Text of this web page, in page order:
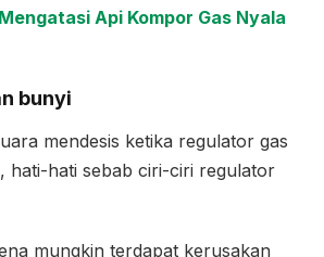
Api Kompor Gas Nyala
bunyi
mendesis ketika regulator gas
hati-hati sebab ciri-ciri regulator
mungkin terdapat kerusakan